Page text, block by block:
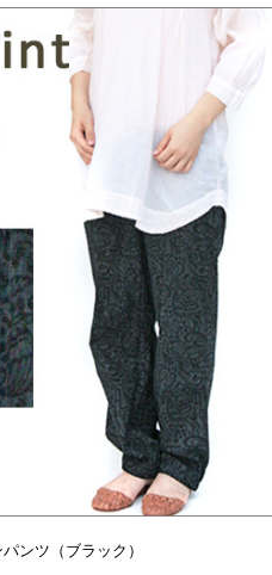
☆
ョパンツ
バティック柄が自慢♪
折りたたみエコトートバ
ンツ（ブラック）